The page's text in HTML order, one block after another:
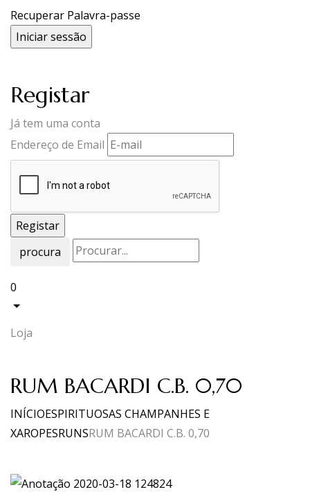
Recuperar Palavra-passe
Registar
Já tem uma conta
Endereço de Email
procura
0
Loja
RUM BACARDI C.B. 0,70
INÍCIOESPIRITUOSAS CHAMPANHES E
XAROPESRUNSRUM BACARDI C.B. 0,70